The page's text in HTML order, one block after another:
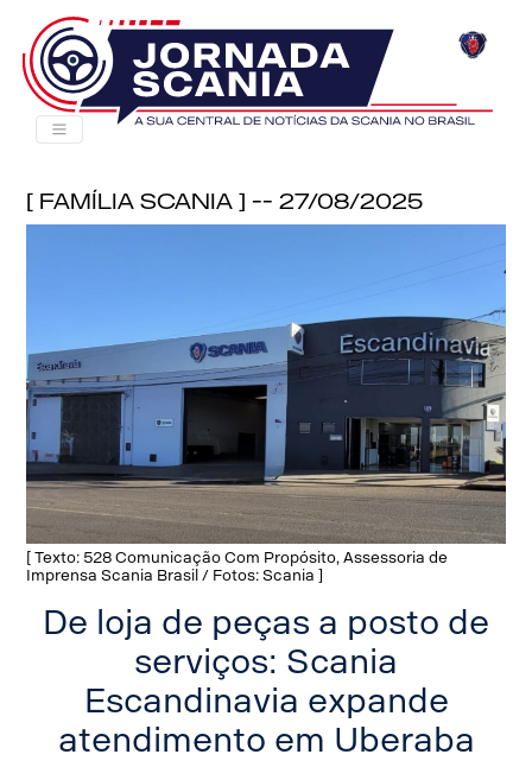
[ Família Scania ] -- 27/08/2025
[ Texto: 528 Comunicação Com Propósito, Assessoria de
Imprensa Scania Brasil / Fotos: Scania ]
De loja de peças a posto de
serviços: Scania
Escandinavia expande
atendimento em Uberaba